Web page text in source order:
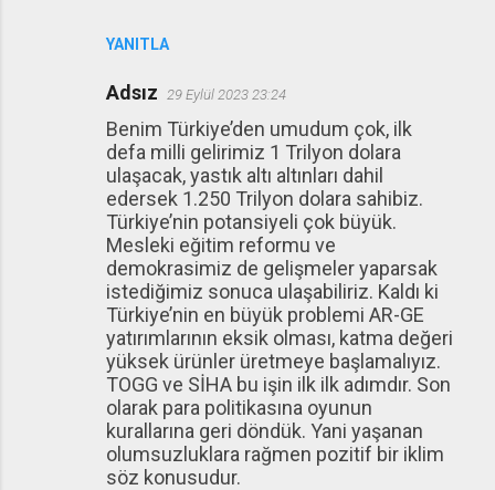
YANITLA
Adsız 29 Eylül 2023 23:24
Benim Türkiye’den umudum çok, ilk
defa milli gelirimiz 1 Trilyon dolara
ulaşacak, yastık altı altınları dahil
edersek 1.250 Trilyon dolara sahibiz.
Türkiye’nin potansiyeli çok büyük.
Mesleki eğitim reformu ve
demokrasimiz de gelişmeler yaparsak
istediğimiz sonuca ulaşabiliriz. Kaldı ki
Türkiye’nin en büyük problemi AR-GE
yatırımlarının eksik olması, katma değeri
yüksek ürünler üretmeye başlamalıyız.
TOGG ve SİHA bu işin ilk ilk adımdır. Son
olarak para politikasına oyunun
kurallarına geri döndük. Yani yaşanan
olumsuzluklara rağmen pozitif bir iklim
söz konusudur.